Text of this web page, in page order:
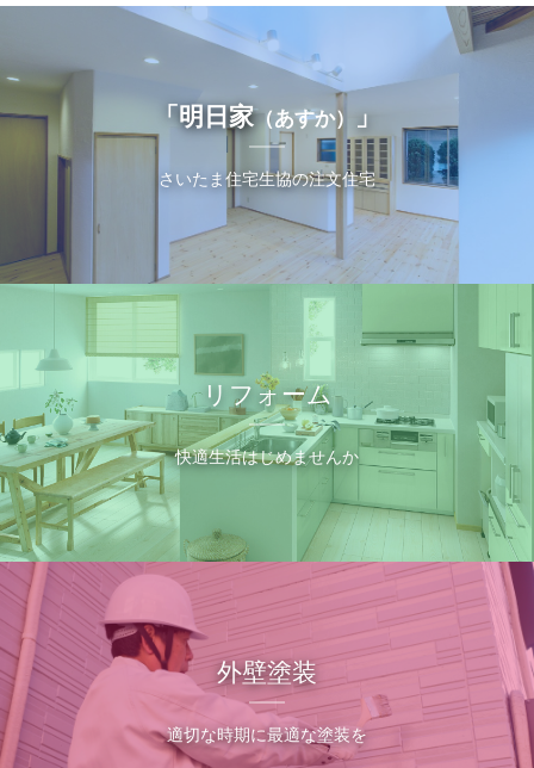
「明日家（あすか） 」
さいたま住宅生協の注文住宅
リフォーム
快適生活はじめませんか
外壁塗装
適切な時期に最適な塗装を